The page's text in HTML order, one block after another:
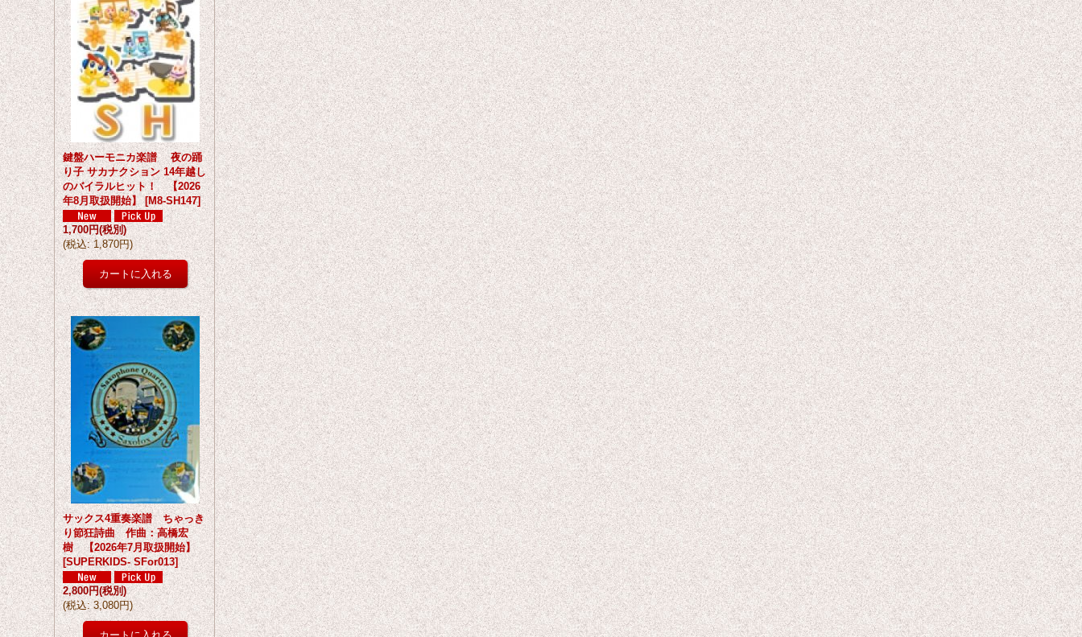
鍵盤ハーモニカ楽譜 夜の踊
り子 サカナクション 14年越し
のバイラルヒット！ 【2026
年8月取扱開始】 [M8-SH147]
1,700円(税別)
(税込: 1,870円)
サックス4重奏楽譜 ちゃっき
り節狂詩曲 作曲：高橋宏
樹 【2026年7月取扱開始】
[SUPERKIDS- SFor013]
2,800円(税別)
(税込: 3,080円)